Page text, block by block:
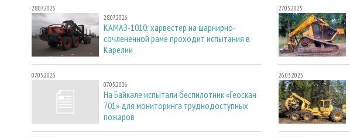
28.07.2026
28.07.2026
КАМАЗ-1010: харвестер на шарнирно-
сочлененной раме проходит испытания в
Карелии
07.05.2026
07.05.2026
На Байкале испытали беспилотник «Геоскан
701» для мониторинга труднодоступных
пожаров
27.05.2025
26.03.2025